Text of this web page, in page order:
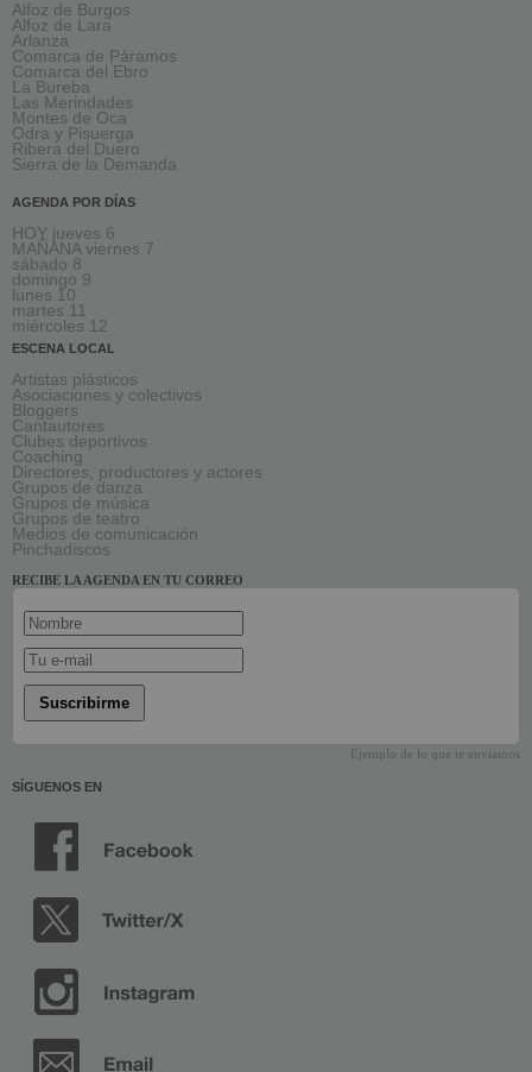
Alfoz de Burgos
Alfoz de Lara
Arlanza
Comarca de Páramos
Comarca del Ebro
La Bureba
Las Merindades
Montes de Oca
Odra y Pisuerga
Ribera del Duero
Sierra de la Demanda
AGENDA POR DÍAS
HOY jueves 6
MAÑANA viernes 7
sábado 8
domingo 9
lunes 10
martes 11
miércoles 12
ESCENA LOCAL
Artistas plásticos
Asociaciones y colectivos
Bloggers
Cantautores
Clubes deportivos
Coaching
Directores, productores y actores
Grupos de danza
Grupos de música
Grupos de teatro
Medios de comunicación
Pinchadiscos
RECIBE LA AGENDA EN TU CORREO
Suscribirme
Ejemplo de lo que te enviamos
SÍGUENOS EN